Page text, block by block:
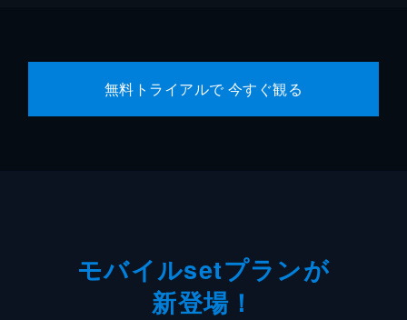
無料トライアルで 今すぐ観る
モバイルsetプランが
新登場！